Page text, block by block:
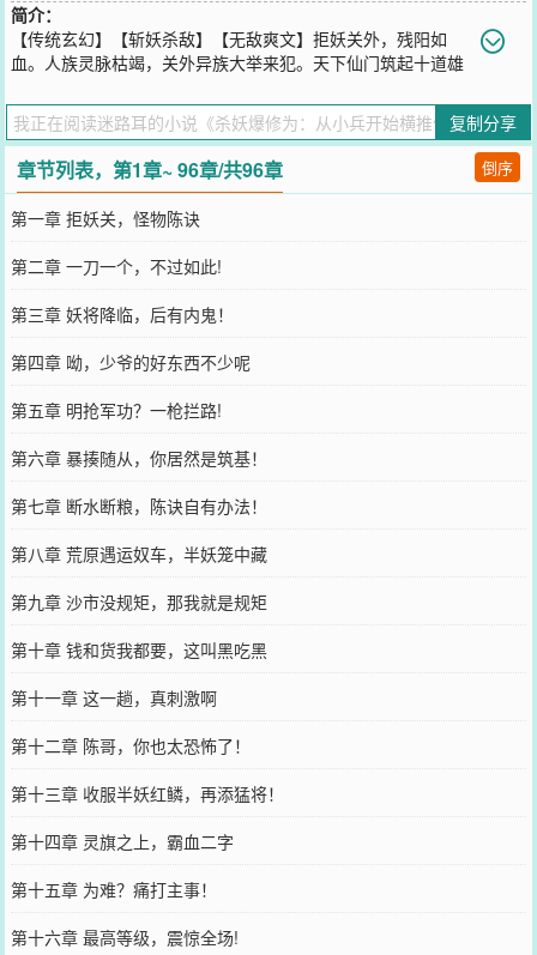
简介：
【传统玄幻】【斩妖杀敌】【无敌爽文】拒妖关外，残阳如
血。人族灵脉枯竭，关外异族大举来犯。天下仙门筑起十道雄
回。陈诀穿越至这个世界，成为一名被宗门夺去身份，发配前线填坑
的死卒。意外觉醒魔功，杀妖就涨修为！三年内，他蛰伏在边缘，直
到宗门少主带着青梅竹马来嘚瑟。面对害死原主的罪魁祸首，陈诀不
再忍让。宗门少爷？一巴掌扇飞！妖族将领？一刀斩杀！从拒妖关开
始，他一人一刀，连复五道雄关。他要杀回去！
您要是觉得《杀妖爆修为：从小兵开始横推仙界
忘记向您QQ群和微博微信里的朋友推荐哦！
复制分享
章节列表，第1章~ 96章/共96章 倒序
第一章 拒妖关，怪物陈诀
第二章 一刀一个，不过如此!
第三章 妖将降临，后有内鬼！
第四章 呦，少爷的好东西不少呢
第五章 明抢军功？一枪拦路!
第六章 暴揍随从，你居然是筑基！
第七章 断水断粮，陈诀自有办法！
第八章 荒原遇运奴车，半妖笼中藏
第九章 沙市没规矩，那我就是规矩
第十章 钱和货我都要，这叫黑吃黑
第十一章 这一趟，真刺激啊
第十二章 陈哥，你也太恐怖了！
第十三章 收服半妖红鳞，再添猛将！
第十四章 灵旗之上，霸血二字
第十五章 为难？痛打主事！
第十六章 最高等级，震惊全场!